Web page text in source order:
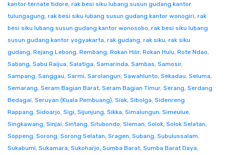
kantor ternate tidore, rak besi siku lubang susun gudang kantor
tulungagung, rak besi siku lubang susun gudang kantor wonogiri, rak
besi siku lubang susun gudang kantor wonosobo, rak besi siku lubang
susun gudang kantor yogyakarta, rak gudang, rak siku, rak siku
gudang, Rejang Lebong, Rembang, Rokan Hilir, Rokan Hulu, Rote Ndao,
Sabang, Sabu Raijua, Salatiga, Samarinda, Sambas, Samosir,
Sampang, Sanggau, Sarmi, Sarolangun, Sawahlunto, Sekadau, Seluma,
Semarang, Seram Bagian Barat, Seram Bagian Timur, Serang, Serdang
Bedagai, Seruyan (Kuala Pembuang), Siak, Sibolga, Sidenreng
Rappang, Sidoarjo, Sigi, Sijunjung, Sikka, Simalungun, Simeulue,
Singkawang, Sinjai, Sintang, Situbondo, Sleman, Solok, Solok Selatan,
Soppeng, Sorong, Sorong Selatan, Sragen, Subang, Subulussalam,
Sukabumi, Sukamara, Sukoharjo, Sumba Barat, Sumba Barat Daya,